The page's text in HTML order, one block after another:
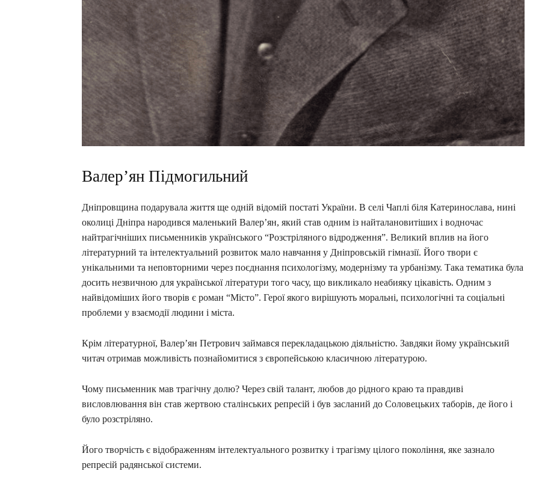
Валер’ян Підмогильний
Дніпровщина подарувала життя ще одній відомій постаті України. В селі Чаплі біля Катеринослава, нині
околиці Дніпра народився маленький Валер’ян, який став одним із найталановитіших і водночас
найтрагічніших письменників українського “Розстріляного відродження”. Великий вплив на його
літературний та інтелектуальний розвиток мало навчання у Дніпровській гімназії. Його твори є
унікальними та неповторними через поєднання психологізму, модернізму та урбанізму. Така тематика була
досить незвичною для української літератури того часу, що викликало неабияку цікавість. Одним з
найвідоміших його творів є роман “Місто”. Герої якого вирішують моральні, психологічні та соціальні
проблеми у взаємодії людини і міста.
Крім літературної, Валер’ян Петрович займався перекладацькою діяльністю. Завдяки йому український
читач отримав можливість познайомитися з європейською класичною літературою.
Чому письменник мав трагічну долю? Через свій талант, любов до рідного краю та правдиві
висловлювання він став жертвою сталінських репресій і був засланий до Соловецьких таборів, де його і
було розстріляно.
Його творчість є відображенням інтелектуального розвитку і трагізму цілого покоління, яке зазнало
репресій радянської системи.